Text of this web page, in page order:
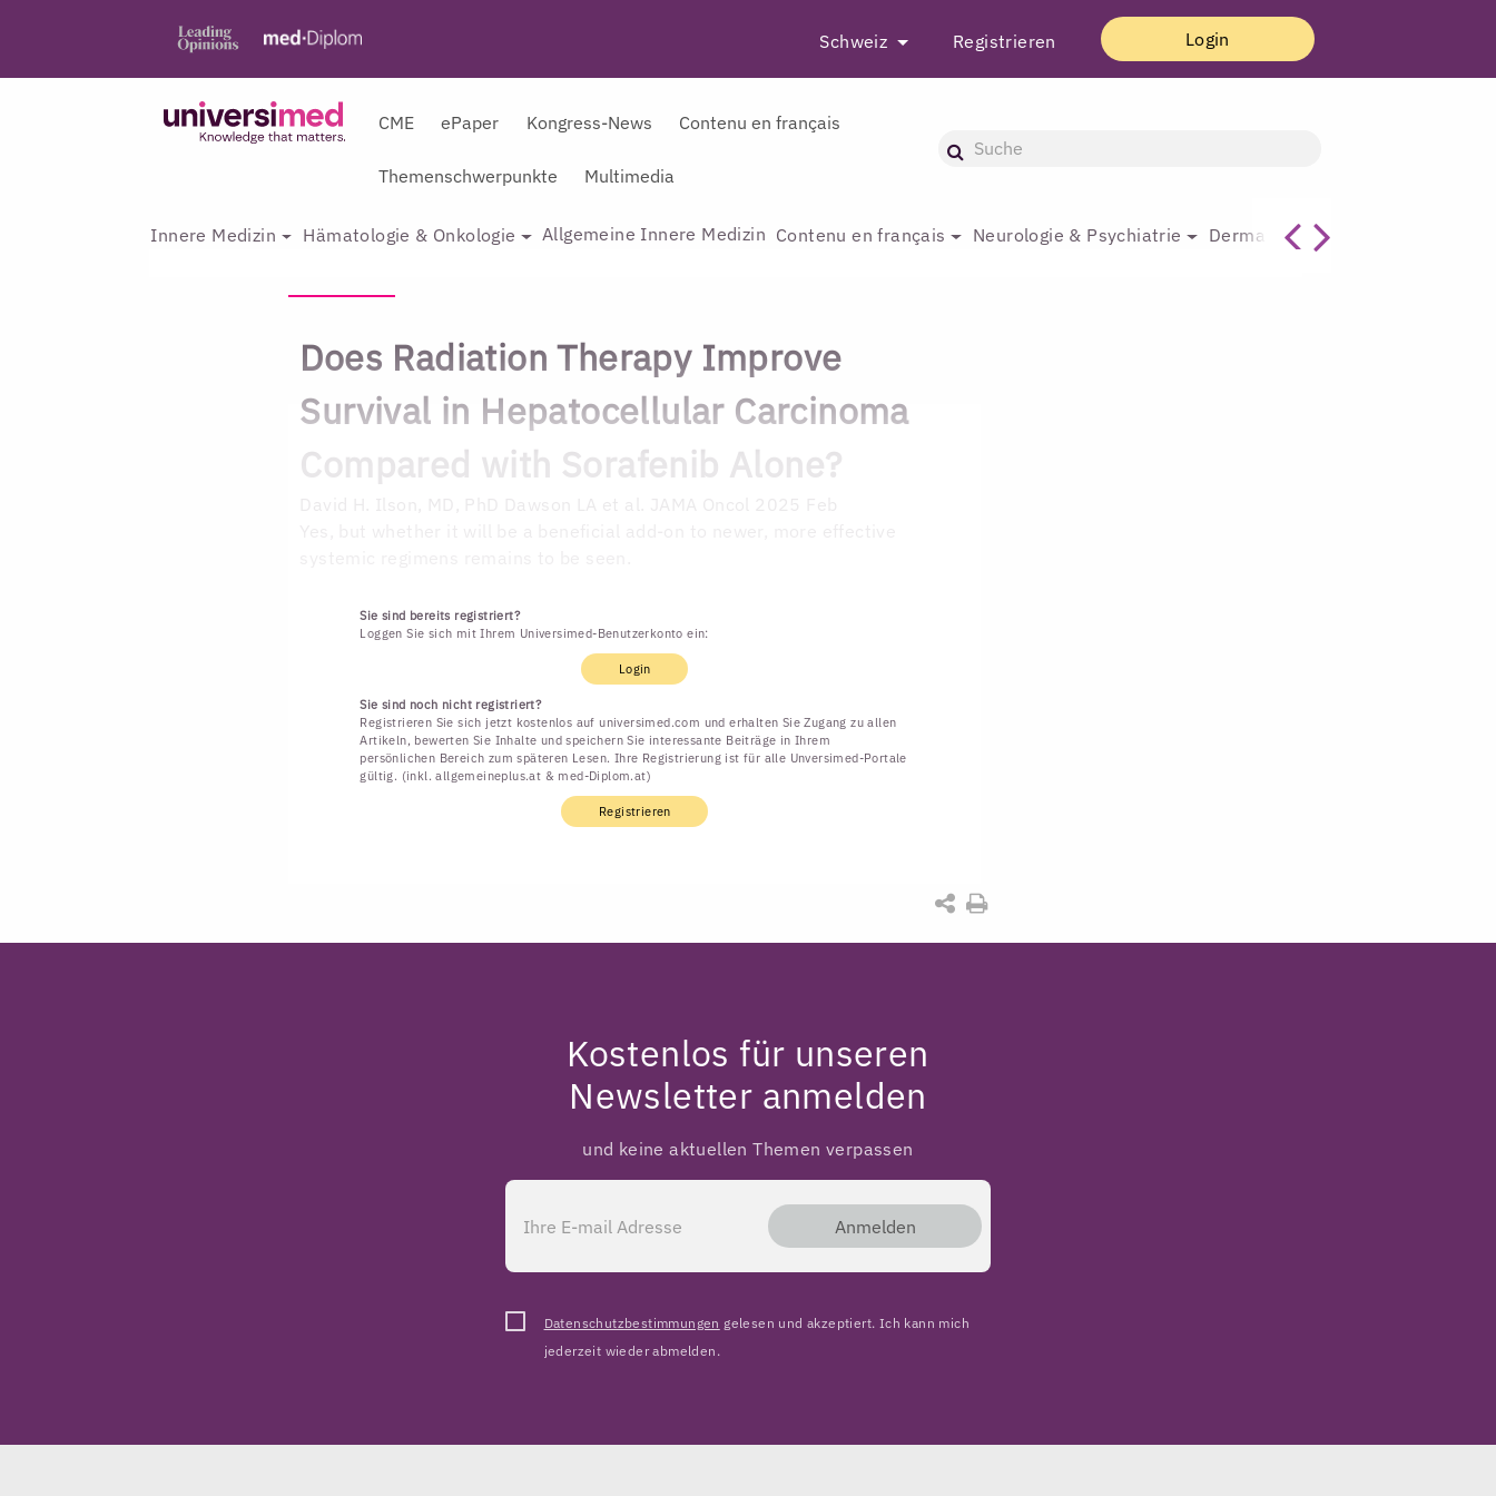
Schweiz Registrieren Login
CME ePaper Kongress-News Contenu en français
Themenschwerpunkte Multimedia
Innere Medizin Hämatologie & Onkologie Allgemeine Innere Medizin Contenu en français Neurologie & Psychiatrie Dermatologie & Plastische
Does Radiation Therapy Improve
Survival in Hepatocellular Carcinoma
Compared with Sorafenib Alone?
Sie sind bereits registriert?
Loggen Sie sich mit Ihrem Universimed-Benutzerkonto ein:
Login
Sie sind noch nicht registriert?
Registrieren Sie sich jetzt kostenlos auf universimed.com und erhalten Sie Zugang zu allen
Artikeln, bewerten Sie Inhalte und speichern Sie interessante Beiträge in Ihrem
persönlichen Bereich zum späteren Lesen. Ihre Registrierung ist für alle Unversimed-Portale
gültig. (inkl. allgemeineplus.at & med-Diplom.at)
Registrieren
Kostenlos für unseren
Newsletter anmelden
und keine aktuellen Themen verpassen
Anmelden
Datenschutzbestimmungen gelesen und akzeptiert. Ich kann mich
jederzeit wieder abmelden.